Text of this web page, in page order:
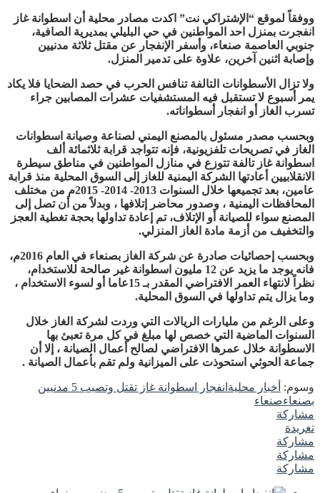
ووفقاً لموقع “الإشتراكي نت” اكدت مصادر محلية أن اسطوانة غاز
انفجرت بمنزل احد المواطنين في حي البليلي بمديرية الصافية،
جنوبي العاصمة صنعاء، وأسفر الإنفجار عن مقتل ثلاثة مدنيين
وإصابة اثنين آخرين، علاوة على تدمير المنزل.
ولا تزال الأسطوانات التالفة تنافس الحرب في حصد الضحايا فلا يكاد
يمر أسبوع لا تستقبل فيه المستشفيات عشرات المصابين جراء
تسرب الغاز أو انفجار أسطواناته.
وبحسب مصدر مسئول بالمصنع اليمني لصناعة وصيانة اسطوانات
الغاز في تصريحات تلفزيونية، فإنه تتواجد قرابة ثلاثمائة ألف
اسطوانة غاز تالفة تتوزع في منازل المواطنين في مناطق سيطرة
الانقلابيين أعادتها الشركة اليمنية للغاز إلى السوق المحلية منذ قرابة
عامين، بعد تجميعها خلال السنوات 2013- 2014- 2015م من مختلف
المحافظات اليمنية ، وصدور محاضر إتلافها ، وبدلاً من أن تصل إلى
المصنع سواء للصيانة أو الإتلاف، تم إعادة تداولها بحجة تغطية العجز
والتخفيف من أزمة مادة الغاز المنزلي.
وبحسب إحصائيات صادرة عن شركة الغاز بصنعاء في العام 2016م،
فانه يوجد ما يزيد عن 12 مليون اسطوانة غير صالحة للاستخدام،
نظراً لانتهاء العمر الافتراضي المقدر بـ 15عاما أو لسوء الاستخدام ،
وما يزال يتم تداولها في السوق المحلية.
وعلى الرغم من مليارات الريالات التي وردت لشركة الغاز خلال
السنوات الماضية التي خصص لها مبلغ في كل مرة تعبئ بها
الاسطوانة خلال عمرها الافتراضي لصالح أعمال الصيانة ، إلا أن
جماعة الحوثي استحوذت على الميزانية ولم تقم بأعمال الصيانة .
وسوم: أخبار محلية
انفجار اسطوانة غاز تقتل وتصيب 5 مدنيين
بصنعاءصنعاء
مشاركة
تغريدة
مشاركة
مشاركة
مشاركة